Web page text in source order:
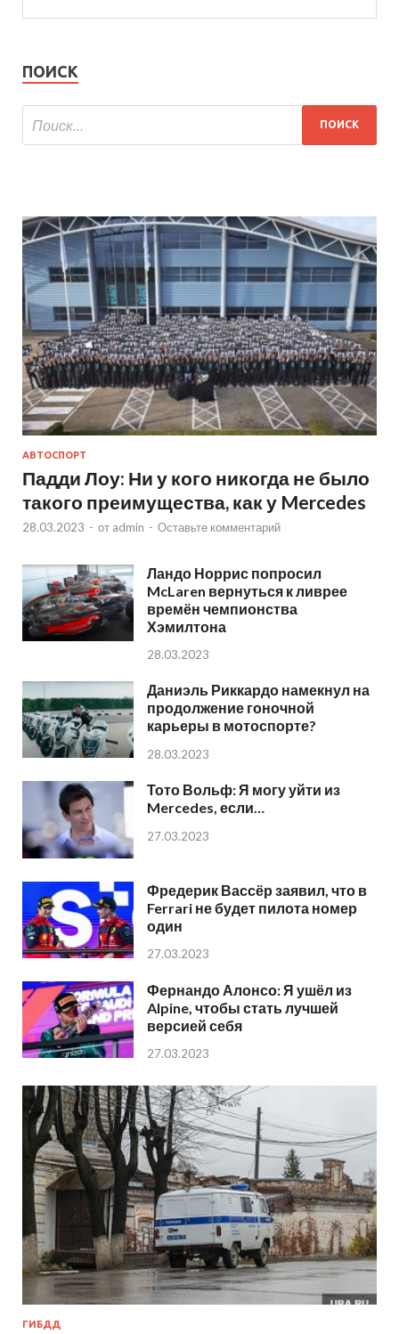
ПОИСК
АВТОСПОРТ
Падди Лоу: Ни у кого никогда не было
такого преимущества, как у Mercedes
28.03.2023 - от admin - Оставьте комментарий
Ландо Норрис попросил
McLaren вернуться к ливрее
времён чемпионства
Хэмилтона
28.03.2023
Даниэль Риккардо намекнул на
продолжение гоночной
карьеры в мотоспорте?
28.03.2023
Тото Вольф: Я могу уйти из
Mercedes, если…
27.03.2023
Фредерик Вассёр заявил, что в
Ferrari не будет пилота номер
один
27.03.2023
Фернандо Алонсо: Я ушёл из
Alpine, чтобы стать лучшей
версией себя
27.03.2023
ГИБДД